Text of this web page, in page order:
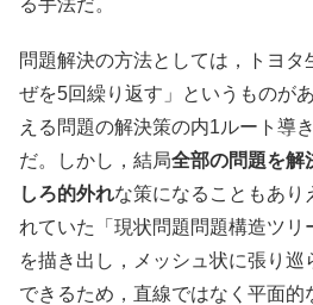
問題解決の方法としては，トヨ
ぜを5回繰り返す」というものが
える問題の解決策の内1ルート導
だ。しかし，結局全部の問題を解
しろ的外れな策になることもあり
れていた「現状問題問題構造ツリ
を描き出し，メッシュ状に張り
できるため，直線ではなく平面的